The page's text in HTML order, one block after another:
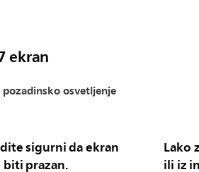
ekran
pozadinsko osvetljenje
sigurni da ekran
biti prazan.
Lako
ili iz